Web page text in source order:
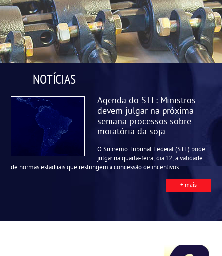
NOTÍCIAS
Agenda do STF: Ministros
devem julgar na próxima
semana processos sobre
moratória da soja
O Supremo Tribunal Federal (STF) pode
julgar na quarta-feira, dia 12, a validade
de normas estaduais que restringem a concessão de incentivos...
+ mais